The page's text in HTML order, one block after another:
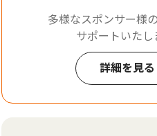
多様なスポンサー様
サポートいたし
詳細を見る